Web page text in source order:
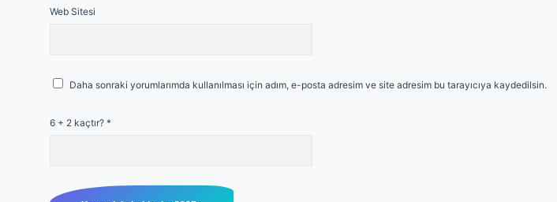
Web Sitesi
Daha sonraki yorumlarımda kullanılması için adım, e-posta adresim ve site adresim bu tarayıcıya kaydedilsin.
6 + 2 kaçtır? *